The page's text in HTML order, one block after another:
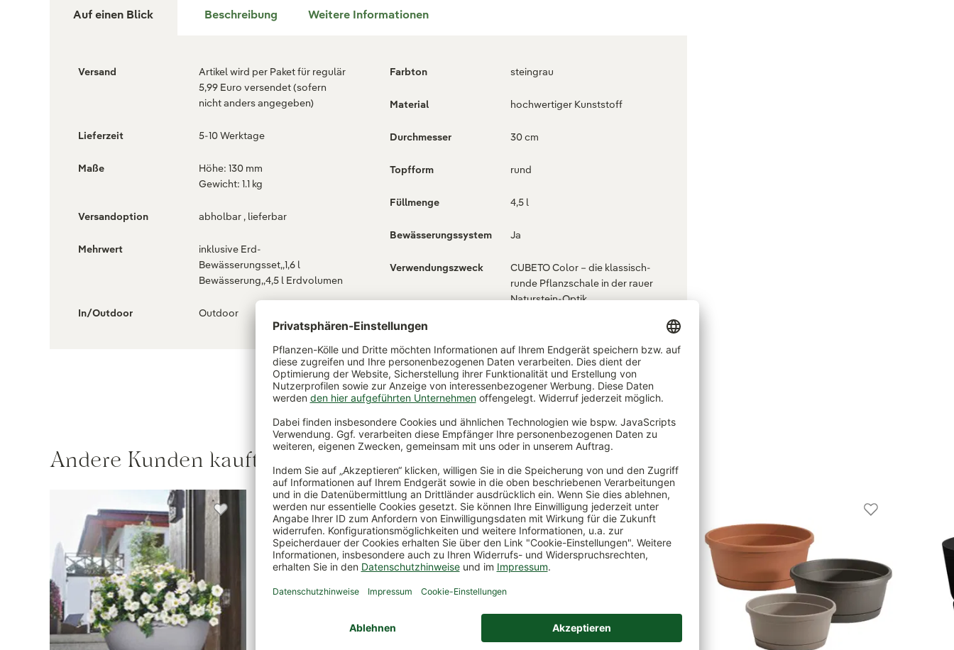
Auf einen Blick Beschreibung Weitere Informationen
Versand
Artikel wird per Paket für regulär
5,99 Euro versendet (sofern
nicht anders angegeben)
Lieferzeit 5-10 Werktage
Maße
Höhe: 130 mm
Gewicht: 1.1 kg
Versandoption abholbar , lieferbar
Mehrwert
inklusive Erd-
Bewässerungsset,,1,6 l
Bewässerung,,4,5 l Erdvolumen
In/Outdoor Outdoor
Farbton steingrau
Material hochwertiger Kunststoff
Durchmesser 30 cm
Topfform rund
Füllmenge 4,5 l
Bewässerungssystem Ja
Verwendungszweck
CUBETO Color – die klassisch-
runde Pflanzschale in der rauer
Naturstein-Optik.
Andere Kunden kauften auch